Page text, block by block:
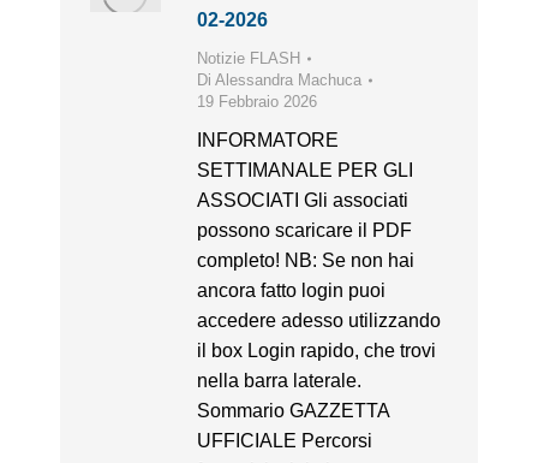
02-2026
Notizie FLASH
DiAlessandra Machuca
19 Febbraio 2026
INFORMATORE
SETTIMANALE PER GLI
ASSOCIATI Gli associati
possono scaricare il PDF
completo! NB: Se non hai
ancora fatto login puoi
accedere adesso utilizzando
il box Login rapido, che trovi
nella barra laterale.
Sommario GAZZETTA
UFFICIALE Percorsi